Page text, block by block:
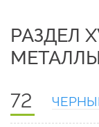
РАЗДЕЛ
72